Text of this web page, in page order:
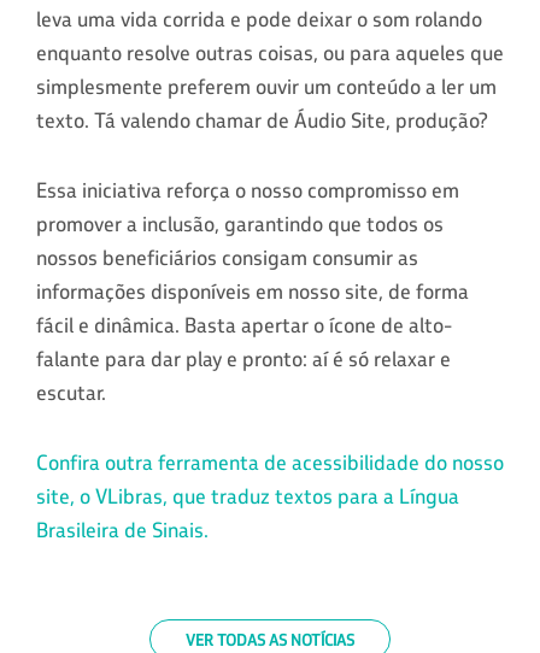
leva uma vida corrida e pode deixar o som rolando
enquanto resolve outras coisas, ou para aqueles que
simplesmente preferem ouvir um conteúdo a ler um
texto. Tá valendo chamar de Áudio Site, produção?
Essa iniciativa reforça o nosso compromisso em
promover a inclusão, garantindo que todos os
nossos beneficiários consigam consumir as
informações disponíveis em nosso site, de forma
fácil e dinâmica. Basta apertar o ícone de alto-
falante para dar play e pronto: aí é só relaxar e
escutar.
Confira outra ferramenta de acessibilidade do nosso
site, o VLibras, que traduz textos para a Língua
Brasileira de Sinais.
VER TODAS AS NOTÍCIAS